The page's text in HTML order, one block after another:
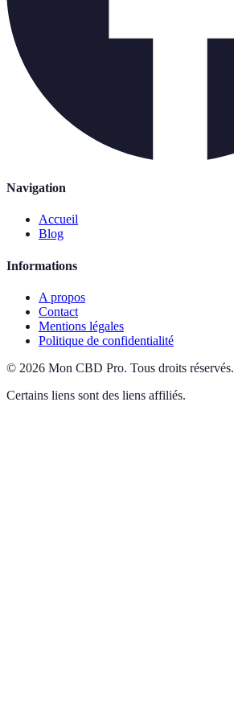
Navigation
Accueil
Blog
Informations
A propos
Contact
Mentions légales
Politique de confidentialité
© 2026 Mon CBD Pro. Tous droits réservés.
Certains liens sont des liens affiliés.